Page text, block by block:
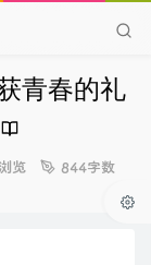
青春的礼
览
844字数